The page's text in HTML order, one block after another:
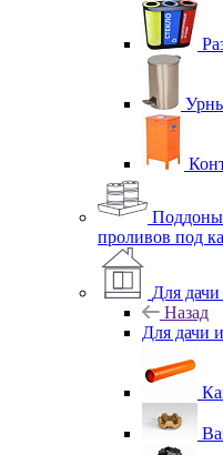
Поддоны
проливов под
Для дачи
Назад
Для дачи